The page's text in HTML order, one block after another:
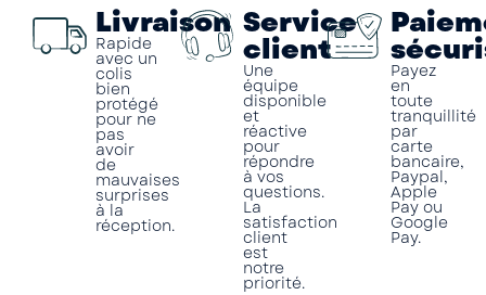
Livraison
Rapide
avec un
colis
bien
protégé
pour ne
pas
avoir
de
mauvaises
surprises
à la
réception.
Service
client
Une
équipe
disponible
et
réactive
pour
répondre
à vos
questions.
La
satisfaction
client
est
notre
priorité.
Payez
en
toute
tranquillité
par
carte
bancaire,
Paypal,
Apple
Pay ou
Google
Pay.